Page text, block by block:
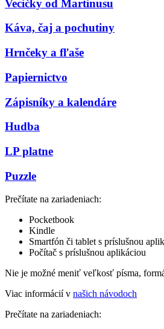
Vecičky od Martinusu
Káva, čaj a pochutiny
Hrnčeky a fľaše
Papiernictvo
Zápisníky a kalendáre
Hudba
LP platne
Puzzle
Prečítate na zariadeniach:
Pocketbook
Kindle
Smartfón či tablet s príslušnou
Počítač s príslušnou aplikáciou
Nie je možné meniť veľkosť písma,
Viac informácií v našich návodoch
Prečítate na zariadeniach: